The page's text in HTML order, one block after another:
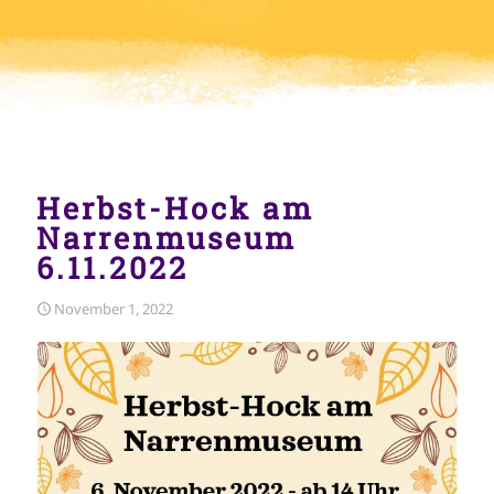
Herbst-Hock am
Narrenmuseum
6.11.2022
November 1, 2022